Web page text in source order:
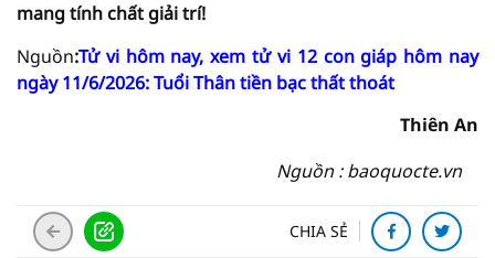
mang tính chất giảitrí!
Nguồn:Tử vi hôm nay, xem tử vi 12 con giáp hôm nay
ngày 11/6/2026: Tuổi Thân tiền bạc thất thoát
Thiên An
Nguồn : baoquocte.vn
CHIA SẺ